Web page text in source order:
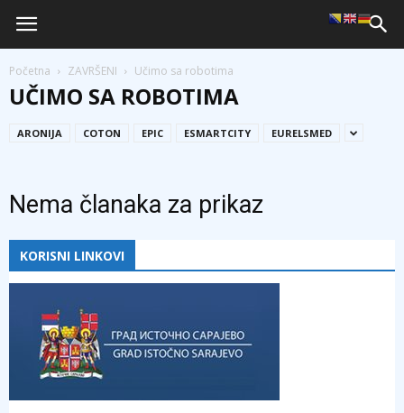
Početna ZAVRŠENI Učimo sa robotima
UČIMO SA ROBOTIMA
ARONIJA COTON EPIC ESMARTCITY EURELSMED
Nema članaka za prikaz
KORISNI LINKOVI